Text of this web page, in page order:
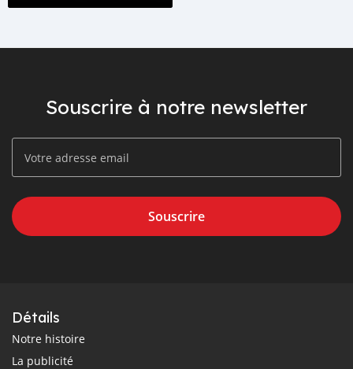
CAUTION
Souscrire à notre newsletter
Souscrire
Détails
Notre histoire
La publicité